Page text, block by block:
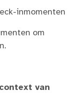
inmomenten
om
van